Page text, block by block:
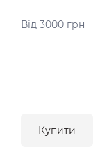
Від 3000 грн
Купити